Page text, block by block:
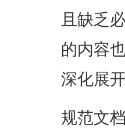
且缺乏
的内容
深化展开
规范文